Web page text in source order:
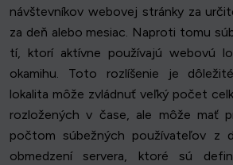
návštevníkov webovej stránky za
za deň alebo mesiac. Naproti tomu
tí, ktorí aktívne používajú webovú
okamihu. Toto rozlíšenie je
lokalita môže zvládnuť veľký počet
rozložených v čase, ale môže mať
počtom súbežných používateľov z
obmedzení servera, ktoré sú